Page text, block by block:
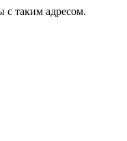
с таким адресом.